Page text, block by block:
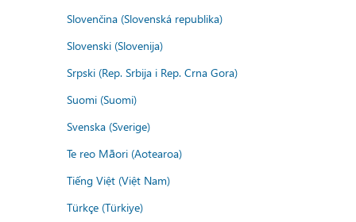
Slovenčina (Slovenská republika)
Slovenski (Slovenija)
Srpski (Rep. Srbija i Rep. Crna Gora)
Suomi (Suomi)
Svenska (Sverige)
Te reo Māori (Aotearoa)
Tiếng Việt (Việt Nam)
Türkçe (Türkiye)